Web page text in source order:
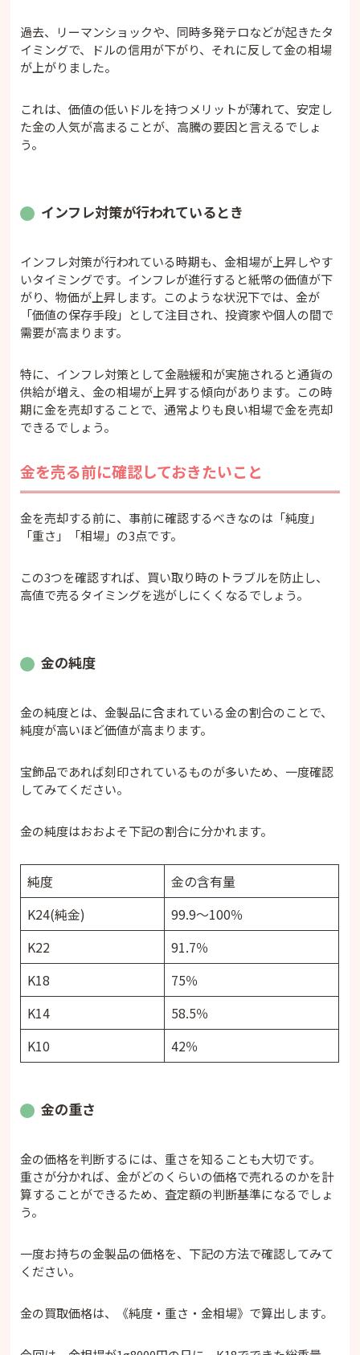
過去、リーマンショックや、同時多発テロなどが起きたタ
イミングで、ドルの信用が下がり、それに反して金の相場
が上がりました。
これは、価値の低いドルを持つメリットが薄れて、安定し
た金の人気が高まることが、高騰の要因と言えるでしょ
う。
インフレ対策が行われているとき
インフレ対策が行われている時期も、金相場が上昇しやす
いタイミングです。インフレが進行すると紙幣の価値が下
がり、物価が上昇します。このような状況下では、金が
「価値の保存手段」として注目され、投資家や個人の間で
需要が高まります。
特に、インフレ対策として金融緩和が実施されると通貨の
供給が増え、金の相場が上昇する傾向があります。この時
期に金を売却することで、通常よりも良い相場で金を売却
できるでしょう。
金を売る前に確認しておきたいこと
金を売却する前に、事前に確認するべきなのは「純度」
「重さ」「相場」の3点です。
この3つを確認すれば、買い取り時のトラブルを防止し、
高値で売るタイミングを逃がしにくくなるでしょう。
金の純度
金の純度とは、金製品に含まれている金の割合のことで、
純度が高いほど価値が高まります。
宝飾品であれば刻印されているものが多いため、一度確認
してみてください。
金の純度はおおよそ下記の割合に分かれます。
純度
金の含有量
K24(純金)
99.9～100％
K22
91.7％
K18
75％
K14
58.5％
K10
42％
金の重さ
金の価格を判断するには、重さを知ることも大切です。
重さが分かれば、金がどのくらいの価格で売れるのかを計
算することができるため、査定額の判断基準になるでしょ
う。
一度お持ちの金製品の価格を、下記の方法で確認してみて
ください。
金の買取価格は、《純度・重さ・金相場》で算出します。